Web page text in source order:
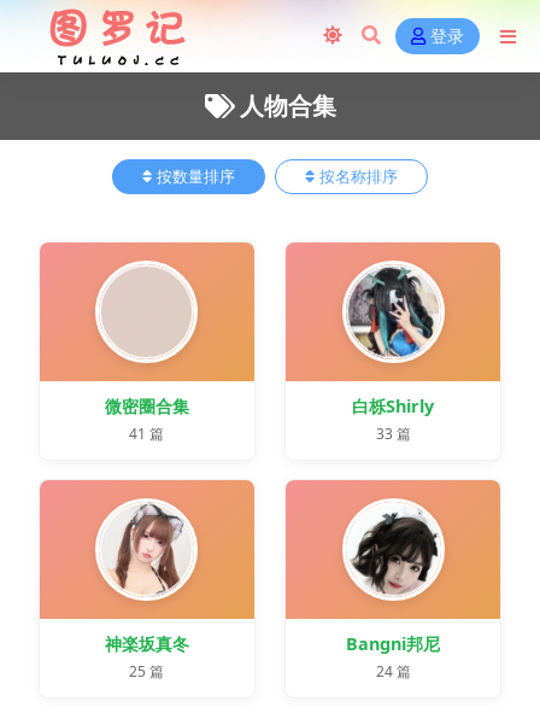
登录
人物合集
按数量排序 按名称排序
微密圈合集
41 篇
白栎Shirly
33 篇
神楽坂真冬
25 篇
Bangni邦尼
24 篇